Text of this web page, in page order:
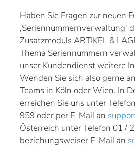
Haben Sie Fragen zur neuen
‚Seriennummernverwaltung‘
Zusatzmoduls ARTIKEL &
Thema Seriennummern
unser Kundendienst weitere
Wenden Sie sich also gerne
Teams in Köln oder Wien. In
erreichen Sie uns unter
959 oder per E-Mail an
Österreich unter Telefon 01 /
beziehungsweiser E-Mail an